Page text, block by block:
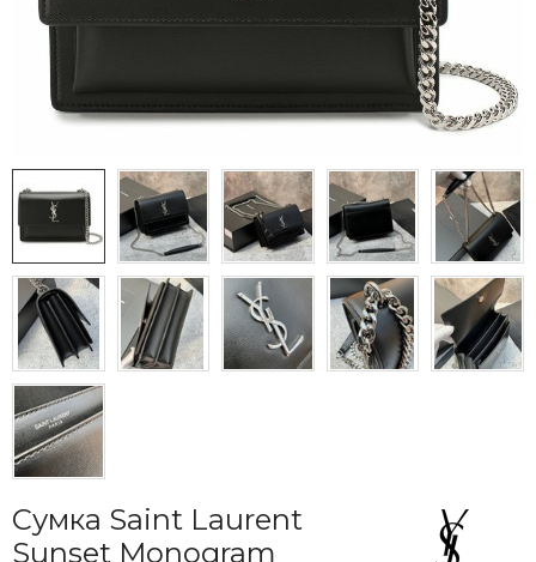
Сумка Saint Laurent
Sunset Monogram